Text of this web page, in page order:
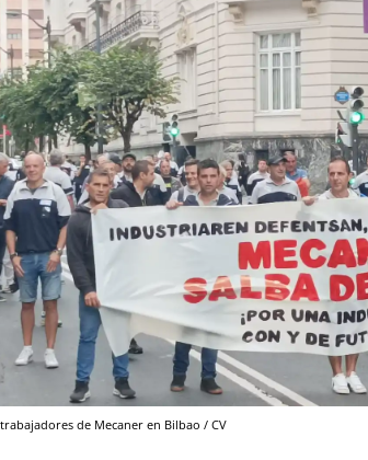
de Mecaner en Bilbao / CV